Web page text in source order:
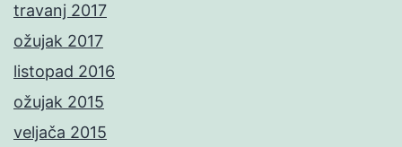
travanj 2017
ožujak 2017
listopad 2016
ožujak 2015
veljača 2015